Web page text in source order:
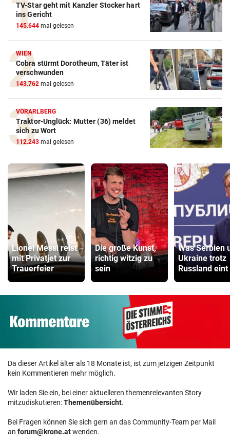
TV-Star geht mit Kanzler Stocker hart
ins Gericht
145.644 mal gelesen
WIEN
Cobra stürmt Dorotheum, Täter ist
verschwunden
143.762 mal gelesen
VORARLBERG
Traktor-Unglück: Mutter (36) meldet
sich zu Wort
112.243 mal gelesen
Lionel Messi reist
mit Privatjet zur
Trauerfeier
Die große Kunst,
richtig witzig zu
sein
Was Serbien
Ukraine trotz
Russland eint
Da dieser Artikel älter als 18 Monate ist, ist zum jetzigen Zeitpunkt
kein Kommentieren mehr möglich.
Wir laden Sie ein, bei einer aktuelleren themenrelevanten Story
mitzudiskutieren:Themenübersicht.
Bei Fragen können Sie sich gern an das Community-Team per Mail
an forum@krone.atwenden.